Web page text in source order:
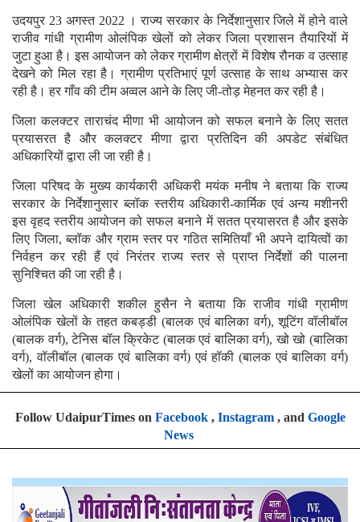
उदयपुर 23 अगस्त 2022 । राज्य सरकार के निर्देशानुसार जिले में होने वाले
राजीव गांधी ग्रामीण ओलंपिक खेलों को लेकर जिला प्रशासन तैयारियों में
जुटा हुआ है। इस आयोजन को लेकर ग्रामीण क्षेत्रों में विशेष रौनक व उत्साह
देखने को मिल रहा है। ग्रामीण प्रतिभाएं पूर्ण उत्साह के साथ अभ्यास कर
रही है। हर गाँव की टीम अव्वल आने के लिए जी-तोड़ मेहनत कर रही है।
जिला कलक्टर ताराचंद मीणा भी आयोजन को सफल बनाने के लिए सतत
प्रयासरत है और कलक्टर मीणा द्वारा प्रतिदिन की अपडेट संबंधित
अधिकारियों द्वारा ली जा रही है।
जिला परिषद के मुख्य कार्यकारी अधिकरी मयंक मनीष ने बताया कि राज्य
सरकार के निर्देशानुसार ब्लॉक स्तरीय अधिकारी-कार्मिक एवं अन्य मशीनरी
इस वृहद स्तरीय आयोजन को सफल बनाने में सतत प्रयासरत है और इसके
लिए जिला, ब्लॉक और ग्राम स्तर पर गठित समितियाँ भी अपने दायित्वों का
निर्वहन कर रही हैं एवं निरंतर राज्य स्तर से प्राप्त निर्देशों की पालना
सुनिश्चित की जा रही है।
जिला खेल अधिकारी शकील हुसैन ने बताया कि राजीव गांधी ग्रामीण
ओलंपिक खेलों के तहत कबड्डी (बालक एवं बालिका वर्ग), शूटिंग वॉलीबॉल
(बालक वर्ग), टेनिस बॉल क्रिकेट (बालक एवं बालिका वर्ग), खो खो (बालिका
वर्ग), वॉलीबॉल (बालक एवं बालिका वर्ग) एवं हॉकी (बालक एवं बालिका वर्ग)
खेलों का आयोजन होगा।
Follow UdaipurTimes on Facebook, Instagram, and Google
News